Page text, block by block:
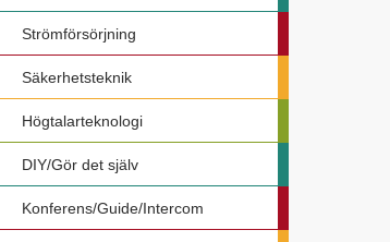
Strömförsörjning
Säkerhetsteknik
Högtalarteknologi
DIY/Gör det själv
Konferens/Guide/Intercom